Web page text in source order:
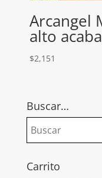
Arcangel
alto
$2,151
Buscar…
Carrito